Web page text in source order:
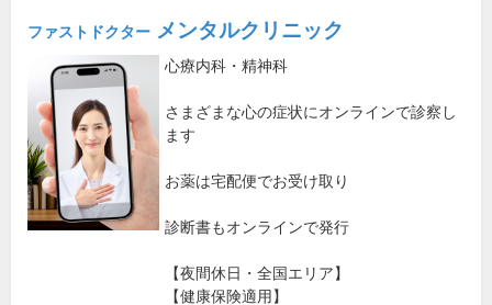
ファストドクター メンタルクリニック
心療内科・精神科
さまざまな心の症状にオンラインで診察し
ます
お薬は宅配便でお受け取り
診断書もオンラインで発行
【夜間休日・全国エリア】
【健康保険適用】